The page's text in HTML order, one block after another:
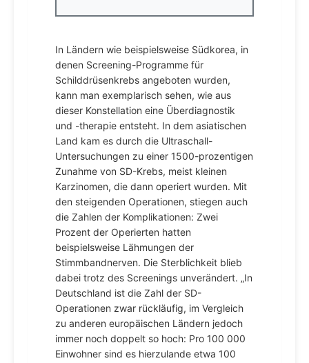
In Ländern wie beispielsweise Südkorea, in
denen Screening-Programme für
Schilddrüsenkrebs angeboten wurden,
kann man exemplarisch sehen, wie aus
dieser Konstellation eine Überdiagnostik
und -therapie entsteht. In dem asiatischen
Land kam es durch die Ultraschall-
Untersuchungen zu einer 1500-prozentigen
Zunahme von SD-Krebs, meist kleinen
Karzinomen, die dann operiert wurden. Mit
den steigenden Operationen, stiegen auch
die Zahlen der Komplikationen: Zwei
Prozent der Operierten hatten
beispielsweise Lähmungen der
Stimmbandnerven. Die Sterblichkeit blieb
dabei trotz des Screenings unverändert. „In
Deutschland ist die Zahl der SD-
Operationen zwar rückläufig, im Vergleich
zu anderen europäischen Ländern jedoch
immer noch doppelt so hoch: Pro 100 000
Einwohner sind es hierzulande etwa 100